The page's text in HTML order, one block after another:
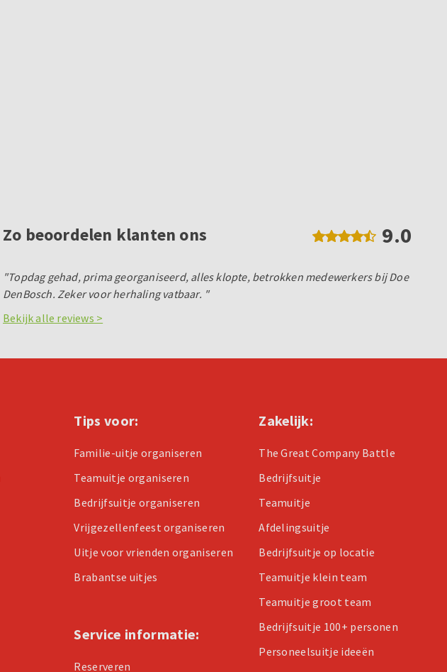
Zo beoordelen klanten ons 9.0
"Topdag gehad, prima georganiseerd, alles klopte, betrokken medewerkers bij Doe
DenBosch. Zeker voor herhaling vatbaar. "
Bekijk alle reviews >
Tips voor:
Familie-uitje organiseren
Teamuitje organiseren
Bedrijfsuitje organiseren
Vrijgezellenfeest organiseren
Uitje voor vrienden organiseren
Brabantse uitjes
Service informatie:
Reserveren
Zakelijk:
The Great Company Battle
Bedrijfsuitje
Teamuitje
Afdelingsuitje
Bedrijfsuitje op locatie
Teamuitje klein team
Teamuitje groot team
Bedrijfsuitje 100+ personen
Personeelsuitje ideeën